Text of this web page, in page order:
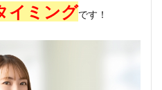
イミングです！